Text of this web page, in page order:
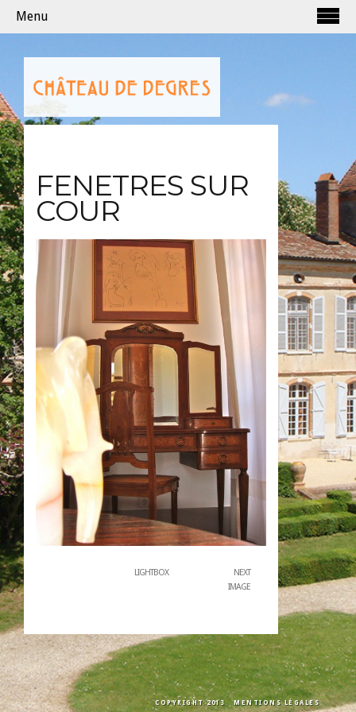
Menu
FENETRES SUR
COUR
LIGHTBOX
NEXT
IMAGE
MENTIONS LÉGALES
COPYRIGHT 2013